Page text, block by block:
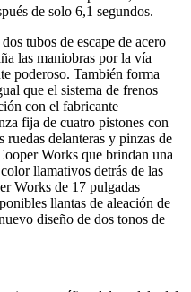
de solo 6,1 segundos.
tubos de escape de acero
las maniobras por la vía
poderoso. También forma
que el sistema de frenos
con el fabricante
fija de cuatro pistones con
ruedas delanteras y pinzas de
Works que brindan una
llamativos detrás de las
Works de 17 pulgadas
llantas de aleación de
diseño de dos tonos de